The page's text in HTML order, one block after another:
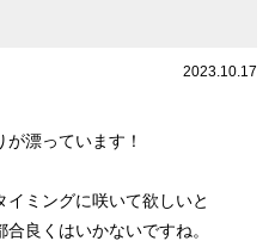
2023.10.17
漂っています！
ミングに咲いて欲しいと
良くはいかないですね。